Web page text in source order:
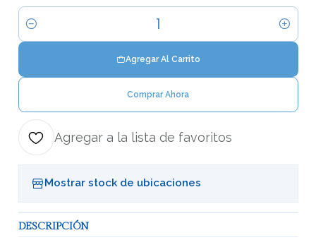
Cantidad
Agregar Al Carrito
Comprar Ahora
Agregar a la lista de favoritos
Mostrar stock de ubicaciones
DESCRIPCIÓN